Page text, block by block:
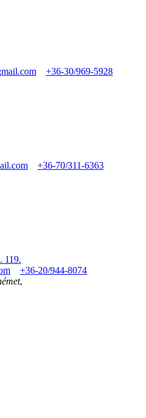
+36-30/969-5928
+36-70/311-6363
119.
+36-20/944-8074
,